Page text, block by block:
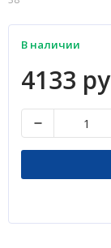
В наличии
4133